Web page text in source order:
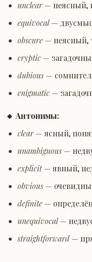
unclear — неясный,
equivocal—
obscure — неясный,
cryptic —
dubious —
enigmatic —
🔸 Антонимы:
clear — ясный,
unambiguous —
explicit— явный,
obvious —
definite —
unequivocal—
straightforward —